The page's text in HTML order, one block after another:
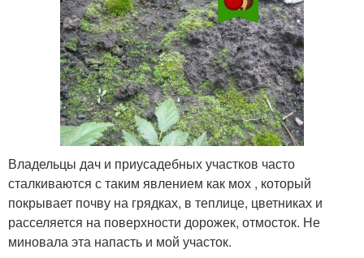
Владельцы дач и приусадебных участков часто
сталкиваются с таким явлением как мох , который
покрывает почву на грядках, в теплице, цветниках и
расселяется на поверхности дорожек, отмосток. Не
миновала эта напасть и мой участок.